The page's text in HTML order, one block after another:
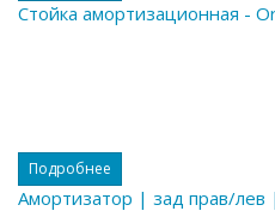
Стойка амортизационная -
Подробнее
Амортизатор | зад прав/лев |